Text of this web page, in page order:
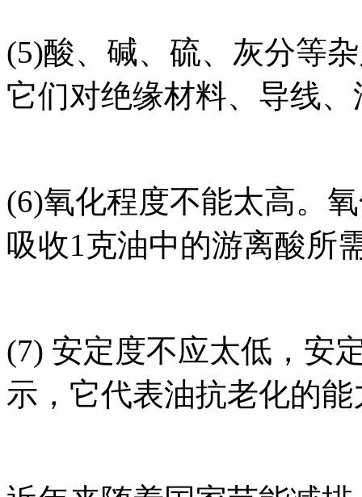
(5)酸、碱、硫、灰分等
它们对绝缘材料、导线
(6)氧化程度不能太高。
吸收1克油中的游离酸所
(7) 安定度不应太低，安
示，它代表油抗老化的能